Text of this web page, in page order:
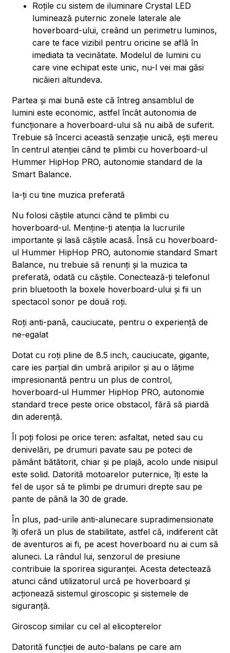
Roțile cu sistem de iluminare Crystal LED
luminează puternic zonele laterale ale
hoverboard-ului, creând un perimetru luminos,
care te face vizibil pentru oricine se află în
imediata ta vecinătate. Modelul de lumini cu
care vine echipat este unic, nu-l vei mai găsi
nicăieri altundeva.
Partea și mai bună este că întreg ansamblul de
lumini este economic, astfel încât autonomia de
funcționare a hoverboard-ului să nu aibă de suferit.
Trebuie să încerci această senzație unică, ești mereu
în centrul atenției când te plimbi cu hoverboard-ul
Hummer HipHop PRO, autonomie standard de la
Smart Balance.
Ia-ți cu tine muzica preferată
Nu folosi căștile atunci când te plimbi cu
hoverboard-ul. Menține-ți atenția la lucrurile
importante și lasă căștile acasă. Însă cu hoverboard-
ul Hummer HipHop PRO, autonomie standard Smart
Balance, nu trebuie să renunți și la muzica ta
preferată, odată cu căștile. Conectează-ți telefonul
prin bluetooth la boxele hoverboard-ului și fii un
spectacol sonor pe două roți.
Roți anti-pană, cauciucate, pentru o experiență de
ne-egalat
Dotat cu roți pline de 8.5 inch, cauciucate, gigante,
care ies parțial din umbră aripilor și au o lățime
impresionantă pentru un plus de control,
hoverboard-ul Hummer HipHop PRO, autonomie
standard trece peste orice obstacol, fără să piardă
din aderență.
Îl poți folosi pe orice teren: asfaltat, neted sau cu
denivelări, pe drumuri pavate sau pe poteci de
pământ bătătorit, chiar și pe plajă, acolo unde nisipul
este solid. Datorită motoarelor puternice, îți este la
fel de ușor să te plimbi pe drumuri drepte sau pe
pante de până la 30 de grade.
În plus, pad-urile anti-alunecare supradimensionate
îți oferă un plus de stabilitate, astfel că, indiferent cât
de aventuros ai fi, pe acest hoverboard nu ai cum să
aluneci. La rândul lui, senzorul de presiune
contribuie la sporirea siguranței. Acesta detectează
atunci când utilizatorul urcă pe hoverboard și
acționează sistemul giroscopic și sistemele de
siguranță.
Giroscop similar cu cel al elicopterelor
Datorită funcției de auto-balans pe care am